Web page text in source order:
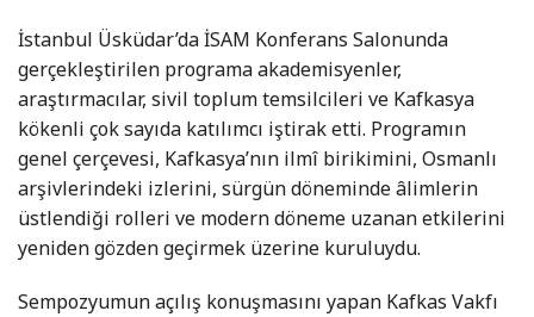
İstanbul Üsküdar’da İSAM Konferans Salonunda
gerçekleştirilen programa akademisyenler,
araştırmacılar, sivil toplum temsilcileri ve Kafkasya
kökenli çok sayıda katılımcı iştirak etti. Programın
genel çerçevesi, Kafkasya’nın ilmî birikimini, Osmanlı
arşivlerindeki izlerini, sürgün döneminde âlimlerin
üstlendiği rolleri ve modern döneme uzanan etkilerini
yeniden gözden geçirmek üzerine kuruluydu.
Sempozyumun açılış konuşmasını yapan Kafkas Vakfı